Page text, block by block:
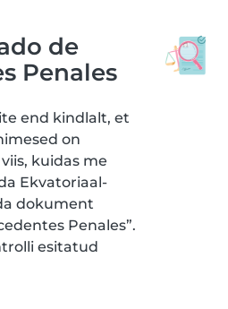
de
Penales
end kindlalt, et
on
kuidas me
Ekvatoriaal-
dokument
Penales”.
esitatud